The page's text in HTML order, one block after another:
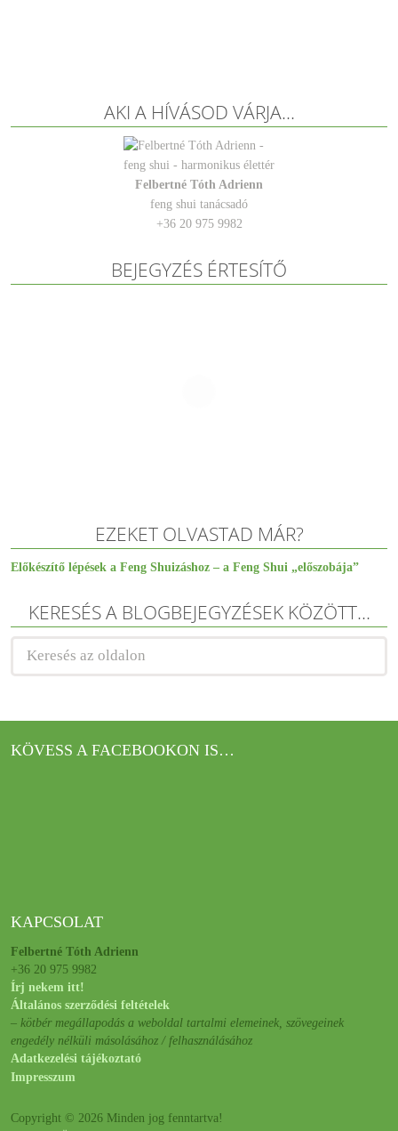
AKI A HÍVÁSOD VÁRJA…
Felbertné Tóth Adrienn
feng shui tanácsadó
+36 20 975 9982
BEJEGYZÉS ÉRTESÍTŐ
EZEKET OLVASTAD MÁR?
Előkészítő lépések a Feng Shuizáshoz – a Feng Shui „előszobája”
KERESÉS A BLOGBEJEGYZÉSEK KÖZÖTT…
KÖVESS A FACEBOOKON IS…
KAPCSOLAT
Felbertné Tóth Adrienn
+36 20 975 9982
Írj nekem itt!
Általános szerződési feltételek
– kötbér megállapodás a weboldal tartalmi elemeinek, szövegeinek
engedély nélküli másolásához / felhasználásához
Adatkezelési tájékoztató
Impresszum
Copyright © 2026 Minden jog fenntartva!